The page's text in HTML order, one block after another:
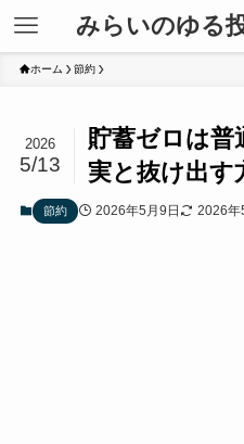
みらいのゆる
ホーム 節約
貯蓄ゼロは普
実と抜け出す
2026
5/13
節約 2026年5月9日 2026年